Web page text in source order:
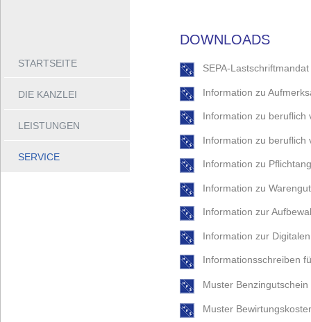
STARTSEITE
DIE KANZLEI
LEISTUNGEN
SERVICE
DOWNLOADS
SEPA-Lastschriftmandat
Information zu
Information zu beruflich
Information zu beruflich
Information zu
Information zu
Information zur
Information zur
Informationsschreiben
Muster
Muster